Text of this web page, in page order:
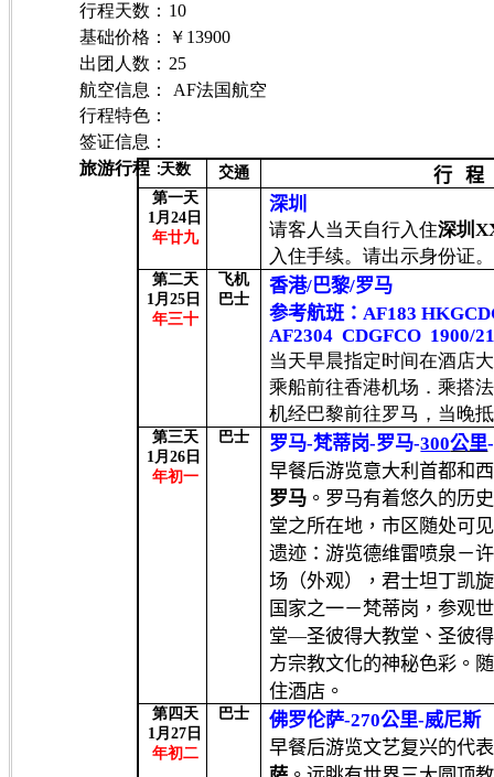
行程天数： 10
基础价格 ：
￥13900
出团人数 ： 25
航空信息：
AF法国航空
行程特色：
签证信息：
旅游行程 ：
天数 交通 行 程
第一天
1月24 日
年廿九
深圳
请客人当天自行入住深圳
入住手续。请出示身份证。
第二天
1月25 日
年三十
飞机
巴士
香港/巴黎/罗马
参考航班：AF183
AF2304 CDGFCO 1900/
当天早晨指定时间在酒店
乘船前往香港机场．乘搭
机经巴黎前往罗马，当晚
第三天
1月26 日
年初一
巴士 罗马-梵蒂岗-罗马-300公里-
早餐后游览意大利首都和
罗马 。罗马有着悠久的历
堂之所在地，市区随处可
遗迹：游览德维雷喷泉－
场（外观），君士坦丁凯
国家之一－梵蒂岗，参观
堂—圣彼得大教堂、圣彼
方宗教文化的神秘色彩。
住酒店。
第四天
1月27 日
年初二
巴士 佛罗伦萨-270公里-威尼斯
早餐后游览文艺复兴的代